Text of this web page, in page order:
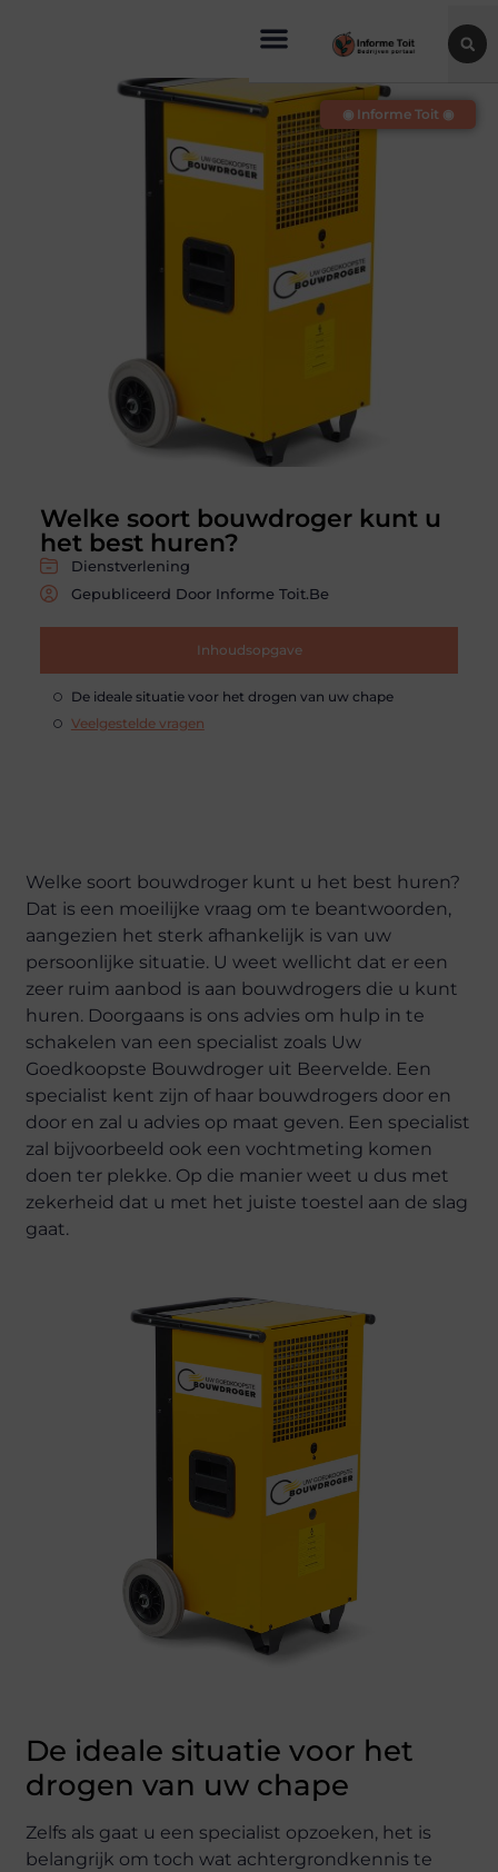
Welke soort bouwdroger kunt u
het best huren?
Dienstverlening
Gepubliceerd Door Informe Toit.be
Inhoudsopgave
De ideale situatie voor het drogen van uw chape
Veelgestelde vragen
◉ Informe Toit ◉
Welke soort bouwdroger kunt u het best huren?
Dat is een moeilijke vraag om te beantwoorden,
aangezien het sterk afhankelijk is van uw
persoonlijke situatie. U weet wellicht dat er een
zeer ruim aanbod is aan bouwdrogers die u kunt
huren. Doorgaans is ons advies om hulp in te
schakelen van een specialist zoals Uw
Goedkoopste Bouwdroger uit Beervelde. Een
specialist kent zijn of haar bouwdrogers door en
door en zal u advies op maat geven. Een specialist
zal bijvoorbeeld ook een vochtmeting komen
doen ter plekke. Op die manier weet u dus met
zekerheid dat u met het juiste toestel aan de slag
gaat.
De ideale situatie voor het
drogen van uw chape
Zelfs als gaat u een specialist opzoeken, het is
belangrijk om toch wat achtergrondkennis te